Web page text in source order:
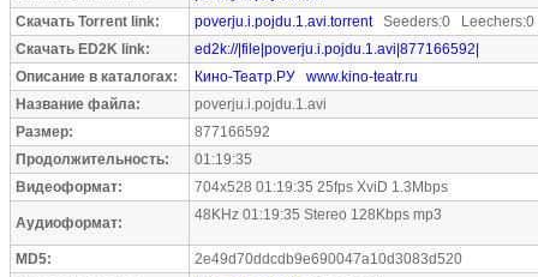
Скачать Torrent link:
poverju.i.pojdu.1.avi.torrentSeeders:0 Leechers:0
Скачать ED2K link:
ed2k://|file|poverju.i.pojdu.1.avi|877166592|
Описание в каталогах:
Кино-Театр.РУ
www.kino-teatr.ru
Название файла:
poverju.i.pojdu.1.avi
Размер:
877166592
Продолжительность:
01:19:35
Видеоформат:
704x528 01:19:35 25fps XviD 1.3Mbps
Аудиоформат: 48KHz 01:19:35 Stereo 128Kbps mp3
MD5:
2e49d70ddcdb9e690047a10d3083d520